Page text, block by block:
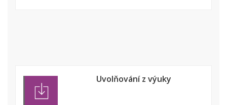
Uvolňování z výuky